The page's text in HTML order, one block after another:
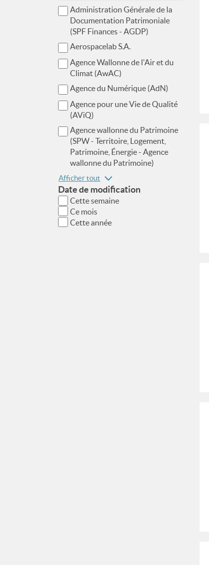
Administration Générale de la
Documentation Patrimoniale
(SPF Finances - AGDP)
Aerospacelab S.A.
Agence Wallonne de l'Air et du
Climat (AwAC)
Agence du Numérique (AdN)
Agence pour une Vie de Qualité
(AViQ)
Agence wallonne du Patrimoine
(SPW - Territoire, Logement,
Patrimoine, Énergie - Agence
wallonne du Patrimoine)
Afficher tout
Date de modification
Cette semaine
Ce mois
Cette année